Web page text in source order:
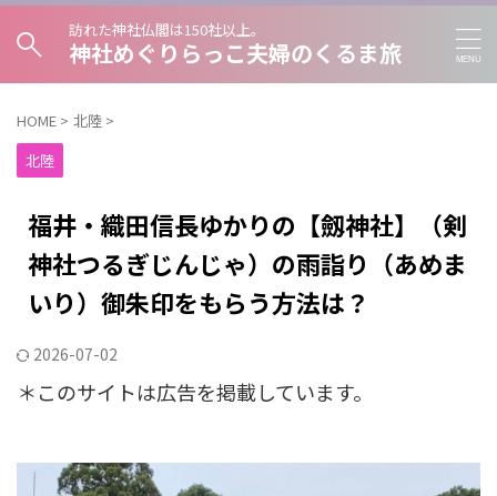
訪れた神社仏閣は150社以上。
神社めぐりらっこ夫婦のくるま旅
HOME > 北陸 >
北陸
福井・織田信長ゆかりの【劔神社】（剣
神社つるぎじんじゃ）の雨詣り（あめま
いり）御朱印をもらう方法は？
2026-07-02
＊このサイトは広告を掲載しています。